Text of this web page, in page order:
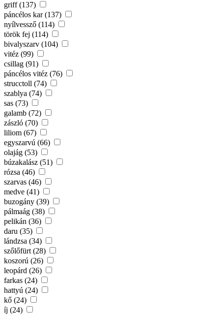
griff (137)
páncélos kar (137)
nyílvessző (114)
török fej (114)
bivalyszarv (104)
vitéz (99)
csillag (91)
páncélos vitéz (76)
strucctoll (74)
szablya (74)
sas (73)
galamb (72)
zászló (70)
liliom (67)
egyszarvú (66)
olajág (53)
búzakalász (51)
rózsa (46)
szarvas (46)
medve (41)
buzogány (39)
pálmaág (38)
pelikán (36)
daru (35)
lándzsa (34)
szőlőfürt (28)
koszorú (26)
leopárd (26)
farkas (24)
hattyú (24)
kő (24)
íj (24)